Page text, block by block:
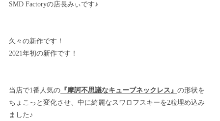
SMD Factoryの店長みぃです♪
久々の新作です！
2021年初の新作です！
当店で1番人気の 『摩訶不思議なキューブネックレス』 の形状を
ちょこっと変化させ、中に綺麗なスワロフスキーを2粒埋め込み
ました♪